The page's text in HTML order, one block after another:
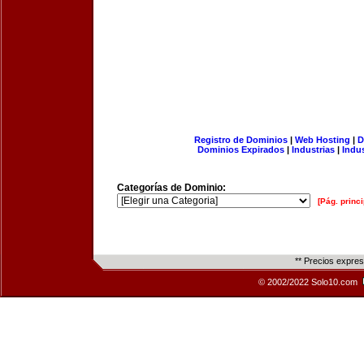
Registro de Dominios| Web Hosting |
Dominios Expirados | Industrias |
Categorías de Dominio:
[Pág.
** Precios
© 2002/2022 Solo10.com